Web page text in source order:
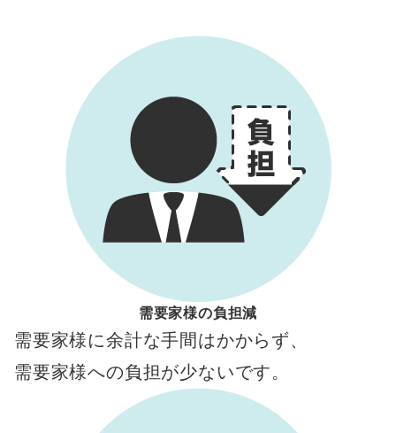
需要家様の負担減
需要家様に余計な手間はかからず、
需要家様への負担が少ないです。